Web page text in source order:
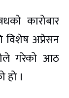
कारोबार
विशेष अप्रेसन
गरेको आठ
हो ।